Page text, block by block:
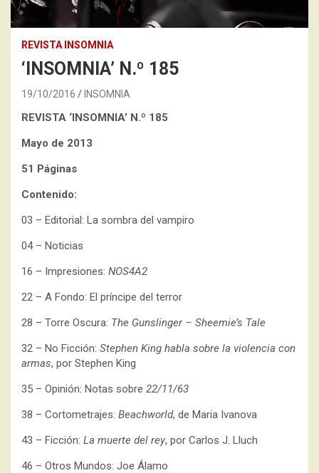
REVISTA INSOMNIA
‘INSOMNIA’ N.º 185
19/10/2016 INSOMNIA
REVISTA ‘INSOMNIA’ N.º 185
Mayo de 2013
51 Páginas
Contenido:
03 – Editorial: La sombra del vampiro
04 – Noticias
16 – Impresiones: NOS4A2
22 – A Fondo: El príncipe del terror
28 – Torre Oscura: The Gunslinger – Sheemie’s Tale
32 – No Ficción: Stephen King habla sobre la violencia con
armas, por Stephen King
35 – Opinión: Notas sobre 22/11/63
38 – Cortometrajes: Beachworld, de Maria Ivanova
43 – Ficción: La muerte del rey, por Carlos J. Lluch
46 – Otros Mundos: Joe Álamo